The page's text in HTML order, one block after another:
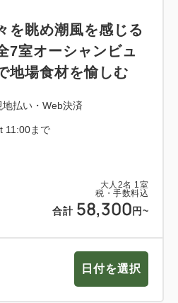
大人 2名 1 室
税・手数料込
合計 58,300 円~
を眺め潮風を感じる
7室オーシャンビュ
地場食材を愉しむ
地払い・Web決済
11:00まで
日付を選択